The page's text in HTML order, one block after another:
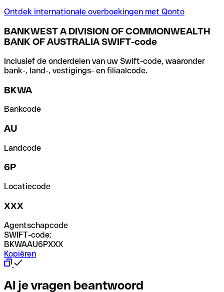
Ontdek internationale overboekingen met Qonto
BANKWEST A DIVISION OF COMMONWEALTH
BANK OF AUSTRALIA SWIFT-code
Inclusief de onderdelen van uw Swift-code, waaronder
bank-, land-, vestigings- en filiaalcode.
BKWA
Bankcode
AU
Landcode
6P
Locatiecode
XXX
Agentschapcode
SWIFT-code:
BKWAAU6PXXX
Kopiëren
Al je vragen beantwoord